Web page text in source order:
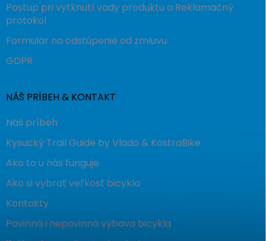
Postup pri vytknutí vady produktu a Reklamačný
protokol
Formulár na odstúpenie od zmluvu
GDPR
NÁŠ PRÍBEH & KONTAKT
Náš príbeh
Kysucký Trail Guide by Vlado & KostraBike
Ako to u nás funguje
Ako si vybrať veľkosť bicykla
Kontakty
Povinná i nepovinná výbava bicykla